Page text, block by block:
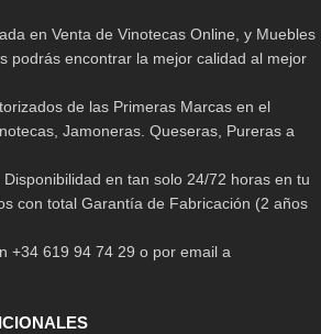
en Venta de Vinotecas Online, y Muebles
podrás encontrar la mejor calidad al mejor
de las Primeras Marcas en el
Jamoneras. Queseras, Pureras a
en tan solo 24/72 horas en tu
con total Garantía de Fabricación (2 años
+34 619 94 74 29 o por email a